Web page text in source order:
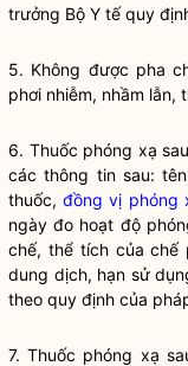
trưởng Bộ Y tế quy
5. Không được pha
phơi nhiễm, nhầm lẫn,
6. Thuốc phóng xạ
các thông tin sau:
thuốc,đồng vị phóng
ngày đo hoạt độ
chế, thể tích của chế
dung dịch, hạn sử
theo quy định của
7.Thuốc phóng xạ